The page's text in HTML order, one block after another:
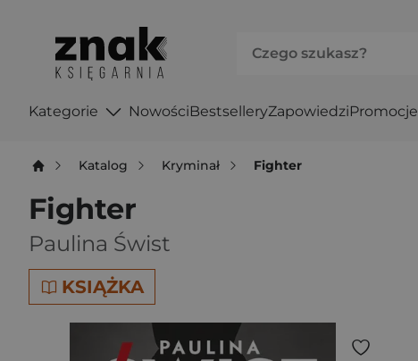
Kategorie NowościBestselleryZapowiedziPromocje
Katalog Kryminał Fighter
Fighter
Paulina Świst
KSIĄŻKA